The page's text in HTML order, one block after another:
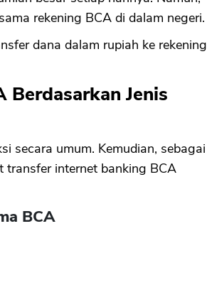
rekening BCA di dalam negeri.
dana dalam rupiah ke rekening
Jenis
secara umum. Kemudian, sebagai
transfer internet banking BCA
BCA